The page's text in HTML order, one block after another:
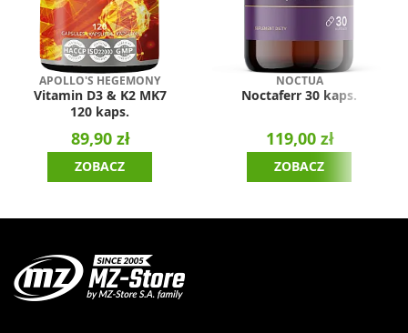
APOLLO'S HEGEMONY
Vitamin D3 & K2 MK7
120 kaps.
89,90 zł
ZOBACZ
NOCTUA
Noctaferr 30 kaps.
119,00 zł
ZOBACZ